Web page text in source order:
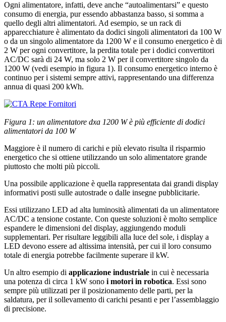
Ogni alimentatore, infatti, deve anche “autoalimentarsi” e questo
consumo di energia, pur essendo abbastanza basso, si somma a
quello degli altri alimentatori. Ad esempio, se un rack di
apparecchiature è alimentato da dodici singoli alimentatori da 100 W
o da un singolo alimentatore da 1200 W e il consumo energetico è di
2 W per ogni convertitore, la perdita totale per i dodici convertitori
AC/DC sarà di 24 W, ma solo 2 W per il convertitore singolo da
1200 W (vedi esempio in figura 1). Il consumo energetico interno è
continuo per i sistemi sempre attivi, rappresentando una differenza
annua di quasi 200 kWh.
Figura 1: un alimentatore dxa 1200 W è più efficiente di dodici
alimentatori da 100 W
Maggiore è il numero di carichi e più elevato risulta il risparmio
energetico che si ottiene utilizzando un solo alimentatore grande
piuttosto che molti più piccoli.
Una possibile applicazione è quella rappresentata dai grandi display
informativi posti sulle autostrade o dalle insegne pubblicitarie.
Essi utilizzano LED ad alta luminosità alimentati da un alimentatore
AC/DC a tensione costante. Con queste soluzioni è molto semplice
espandere le dimensioni del display, aggiungendo moduli
supplementari. Per risultare leggibili alla luce del sole, i display a
LED devono essere ad altissima intensità, per cui il loro consumo
totale di energia potrebbe facilmente superare il kW.
Un altro esempio di applicazione industriale in cui è necessaria
una potenza di circa 1 kW sono i motori in robotica. Essi sono
sempre più utilizzati per il posizionamento delle parti, per la
saldatura, per il sollevamento di carichi pesanti e per l’assemblaggio
di precisione.